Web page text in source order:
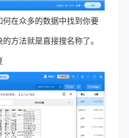
何在众多的数据中找到你要
方法就是直接搜名称了。